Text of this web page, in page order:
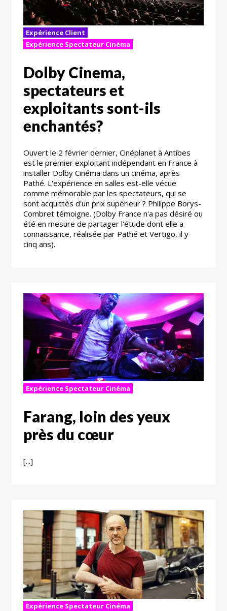
Expérience Client
Expérience Spectateur Cinéma
Dolby Cinema,
spectateurs et
exploitants sont-ils
enchantés?
Ouvert le 2 février dernier, Cinéplanet à Antibes
est le premier exploitant indépendant en France à
installer Dolby Cinéma dans un cinéma, après
Pathé. L'expérience en salles est-elle vécue
comme mémorable par les spectateurs, qui se
sont acquittés d'un prix supérieur ? Philippe Borys-
Combret témoigne. (Dolby France n'a pas désiré ou
été en mesure de partager l'étude dont elle a
connaissance, réalisée par Pathé et Vertigo, il y
cinq ans).
Expérience Spectateur Cinéma
Farang, loin des yeux
près du cœur
[...]
Expérience Spectateur Cinéma